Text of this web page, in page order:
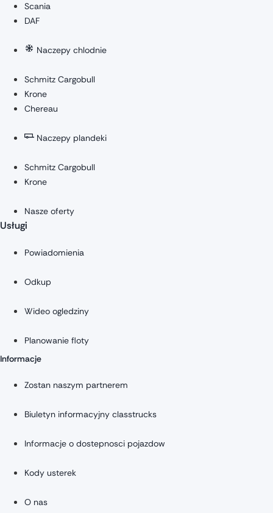
Scania
DAF
Naczepy chlodnie
Schmitz Cargobull
Krone
Chereau
Naczepy plandeki
Schmitz Cargobull
Krone
Nasze oferty
Usługi
Powiadomienia
Odkup
Wideo ogledziny
Planowanie floty
Informacje
Zostan naszym partnerem
Biuletyn informacyjny classtrucks
Informacje o dostepnosci pojazdow
Kody usterek
O nas